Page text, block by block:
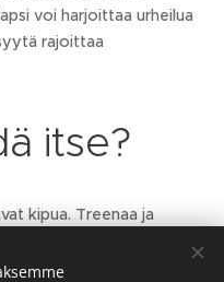
voi harjoittaa urheilua
rajoittaa
itse?
kipua. Treenaa ja